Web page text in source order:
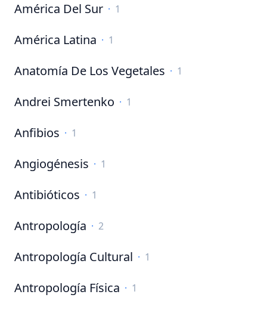
América Del Sur · 1
América Latina · 1
Anatomía De Los Vegetales · 1
Andrei Smertenko · 1
Anfibios · 1
Angiogénesis · 1
Antibióticos · 1
Antropología · 2
Antropología Cultural · 1
Antropología Física · 1